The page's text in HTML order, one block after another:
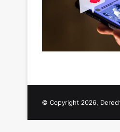
© Copyright 2026,